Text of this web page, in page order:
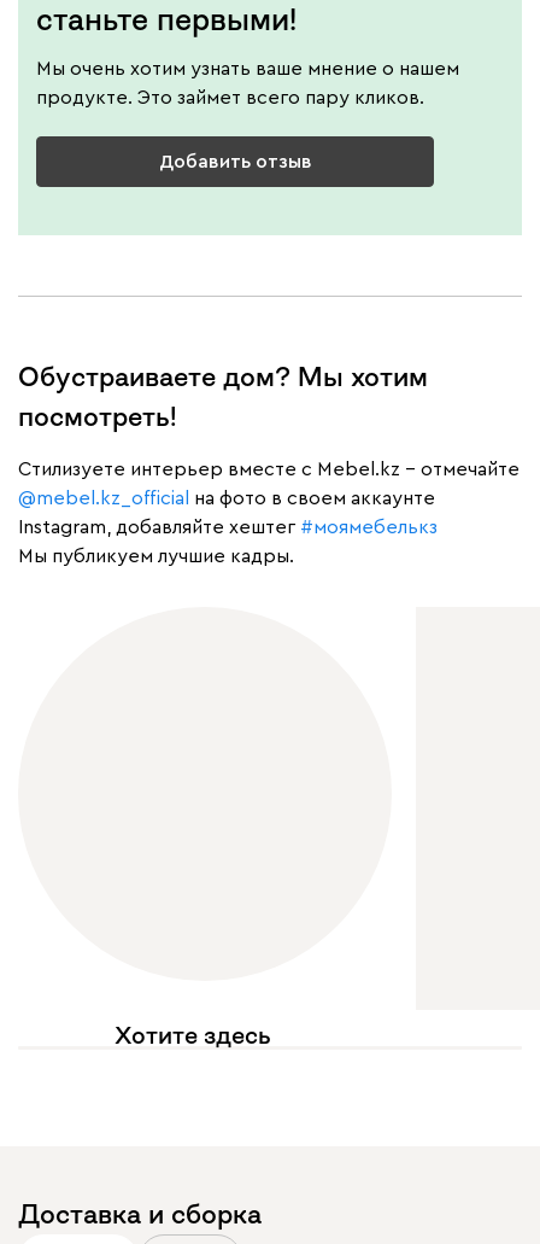
станьте первыми!
Мы очень хотим узнать ваше мнение о нашем
продукте. Это займет всего пару кликов.
Добавить отзыв
Обустраиваете дом? Мы хотим
посмотреть!
Cтилизуете интерьер вместе с Mebel.kz – отмечайте
@mebel.kz_official
на фото в своем аккаунте
Instagram, добавляйте хештег #моямебелькз
Мы публикуем лучшие кадры.
Хотите здесь
Доставка и сборка